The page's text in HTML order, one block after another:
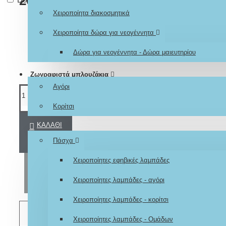
Χειροποίητα διακοσμητικά
Χειροποίητα δώρα για νεογέννητα
Δώρα για νεογέννητα - Δώρα μαιευτηρίου
Ζωγραφιστά μπλουζάκια
Αγόρι
Κορίτσι
Εποχιακά
Πάσχα
Χειροποίητες εφηβικές λαμπάδες
Χειροποίητες λαμπάδες - αγόρι
Χειροποίητες λαμπάδες - κορίτσι
Χειροποίητες λαμπάδες - Ομάδων
ΚΑΛΆΘΙ